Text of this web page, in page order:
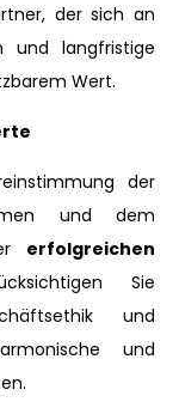
der sich an
und langfristige
Wert.
der
und dem
erfolgreichen
Sie
und
und